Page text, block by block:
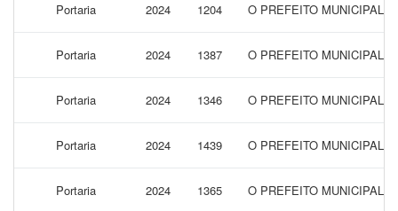
Portaria 2024 1204 O PREFEITO MUNICIPAL
Portaria 2024 1387 O PREFEITO MUNICIPAL
Portaria 2024 1346 O PREFEITO MUNICIPAL
Portaria 2024 1439 O PREFEITO MUNICIPAL
Portaria 2024 1365 O PREFEITO MUNICIPAL